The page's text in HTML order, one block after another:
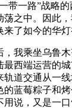
带一路”战略
荡之中。因此
来了如今的华灯
，我乘坐乌鲁
最西端运营的
轨道交通从一
的蓝莓粽子和
用说，又是一